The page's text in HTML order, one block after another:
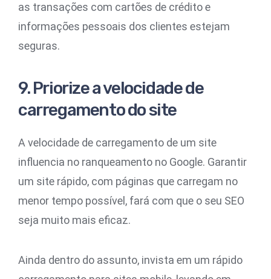
as transações com cartões de crédito e
informações pessoais dos clientes estejam
seguras.
9. Priorize a velocidade de
carregamento do site
A velocidade de carregamento de um site
influencia no ranqueamento no Google. Garantir
um site rápido, com páginas que carregam no
menor tempo possível, fará com que o seu SEO
seja muito mais eficaz.
Ainda dentro do assunto, invista em um rápido